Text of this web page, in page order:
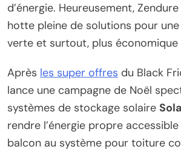
d’énergie. Heureusement,
hotte pleine de solutions pour une
verte et surtout, plus économique
Après les super offres du Black
lance une campagne de Noël
systèmes de stockage solaire
rendre l’énergie propre
balcon au système pour toiture